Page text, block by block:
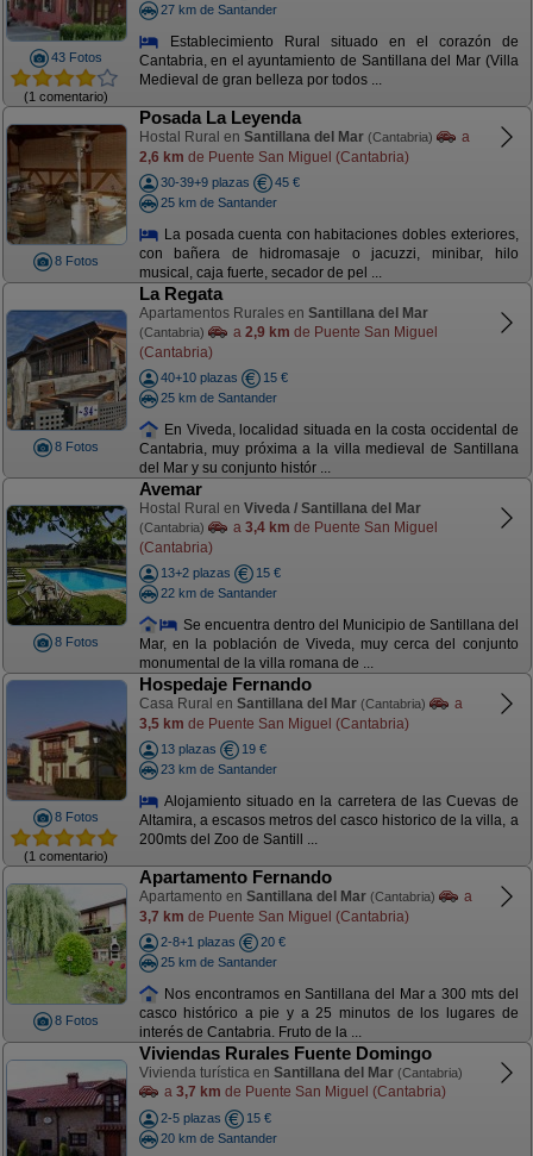
43 Fotos
(1 comentario)
27 km de Santander
Establecimiento Rural situado en el corazón de
Cantabria, en el ayuntamiento de Santillana del Mar (Villa
Medieval de gran belleza por todos ...
8 Fotos
Posada La Leyenda
Hostal Rural en Santillana del Mar (Cantabria)
a
2,6 km de Puente San Miguel (Cantabria)
30-39+9 plazas
45 €
25 km de Santander
La posada cuenta con habitaciones dobles exteriores,
con bañera de hidromasaje o jacuzzi, minibar, hilo
musical, caja fuerte, secador de pel ...
8 Fotos
La Regata
Apartamentos Rurales en Santillana del Mar
(Cantabria) a 2,9 km de Puente San Miguel
(Cantabria)
40+10 plazas
15 €
25 km de Santander
En Viveda, localidad situada en la costa occidental de
Cantabria, muy próxima a la villa medieval de Santillana
del Mar y su conjunto histór ...
8 Fotos
Avemar
Hostal Rural en Viveda / Santillana del Mar
(Cantabria) a 3,4 km de Puente San Miguel
(Cantabria)
13+2 plazas
15 €
22 km de Santander
Se encuentra dentro del Municipio de Santillana del
Mar, en la población de Viveda, muy cerca del conjunto
monumental de la villa romana de ...
8 Fotos
(1 comentario)
Hospedaje Fernando
Casa Rural en Santillana del Mar (Cantabria)
a
3,5 km de Puente San Miguel (Cantabria)
13 plazas
19 €
23 km de Santander
Alojamiento situado en la carretera de las Cuevas de
Altamira, a escasos metros del casco historico de la villa, a
200mts del Zoo de Santill ...
8 Fotos
Apartamento Fernando
Apartamento en Santillana del Mar (Cantabria)
a
3,7 km de Puente San Miguel (Cantabria)
2-8+1 plazas
20 €
25 km de Santander
Nos encontramos en Santillana del Mar a 300 mts del
casco histórico a pie y a 25 minutos de los lugares de
interés de Cantabria. Fruto de la ...
Viviendas Rurales Fuente Domingo
Vivienda turística en Santillana del Mar (Cantabria)
a 3,7 km de Puente San Miguel (Cantabria)
2-5 plazas
15 €
20 km de Santander